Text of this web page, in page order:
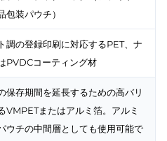
包装パウチ）
調の登録印刷に対応するPET、ナ
PVDCコーティング材
保存期間を延長するための高バリ
VMPETまたはアルミ箔。アルミ
ウチの中間層としても使用可能で